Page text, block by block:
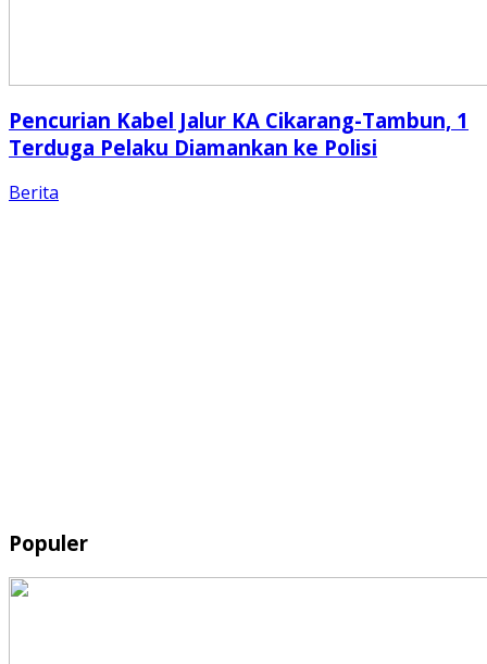
Pencurian Kabel Jalur KA Cikarang-Tambun, 1
Terduga Pelaku Diamankan ke Polisi
Berita
Populer